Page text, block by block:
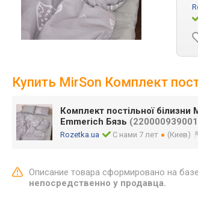
Купить MirSon Комплект
Комплект постільної
Emmerich Бязь
Rozetka.ua С нами 7 лет (Киев)
Описание товара сформировано на
непосредственно у продавца.